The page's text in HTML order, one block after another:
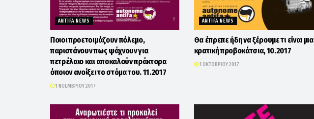
ANTIFA NEWS
Ποιοι προετοιμάζουν πόλεμο,
παριστάνουν πως ψάχνουν για
πετρέλαιο και αποκαλούν πράκτορα
όποιον ανοίξει το στόμα του. 11.2017
1 ΝΟΕΜΒΡΊΟΥ 2017
ANTIFA NEWS
Θα έπρεπε ήδη να ξέρουμε τι είναι μια
κρατική προβοκάτσια, 10.2017
1 ΟΚΤΩΒΡΊΟΥ 2017